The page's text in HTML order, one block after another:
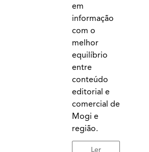
em
informação
com o
melhor
equilíbrio
entre
conteúdo
editorial e
comercial de
Mogi e
região.
Ler